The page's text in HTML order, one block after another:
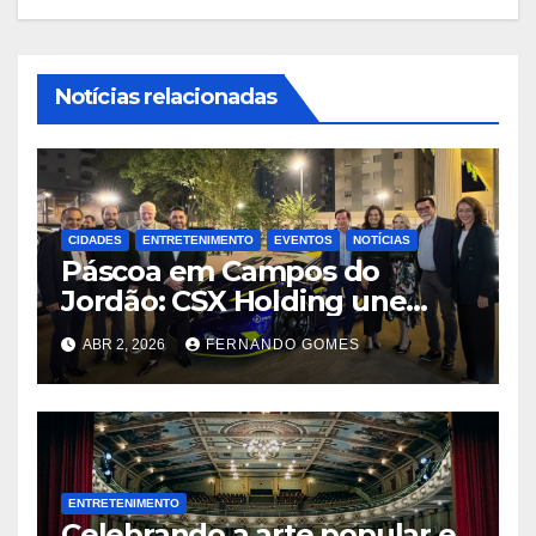
Notícias relacionadas
CIDADES ENTRETENIMENTO EVENTOS NOTÍCIAS
Páscoa em Campos do
Jordão: CSX Holding une
velocidade e tradição com
exibição de Lamborghini
exclusiva na Praça Capivari
ABR 2, 2026 FERNANDO GOMES
ENTRETENIMENTO